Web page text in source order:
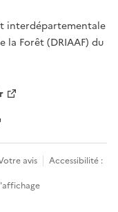
interdépartementale
Forêt (DRIAAF) du
avis
Accessibilité :